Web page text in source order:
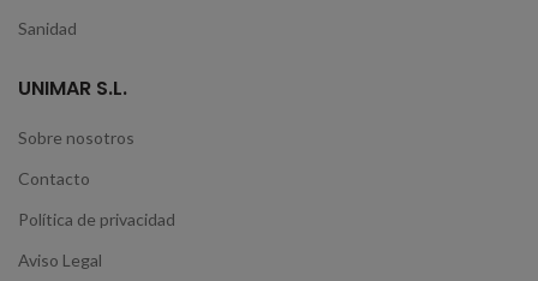
Sanidad
UNIMAR S.L.
Sobre nosotros
Contacto
Política de privacidad
Aviso Legal